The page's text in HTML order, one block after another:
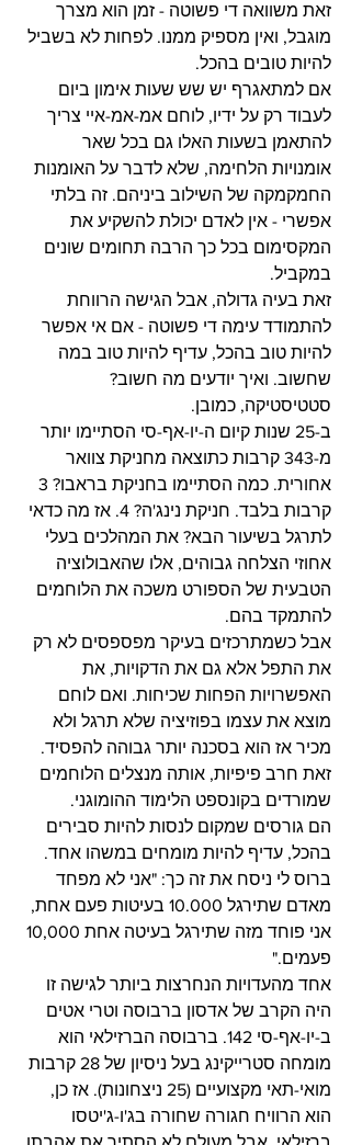
זאת משוואה די פשוטה - זמן הוא מצרך
מוגבל, ואין מספיק ממנו. לפחות לא בשביל
להיות טובים בהכל.
אם למתאגרף יש שש שעות אימון ביום
לעבוד רק על ידיו, לוחם אמ-אמ-איי צריך
להתאמן בשעות האלו גם בכל שאר
אומנויות הלחימה, שלא לדבר על האומנות
החמקמקה של השילוב ביניהם. זה בלתי
אפשרי - אין לאדם יכולת להשקיע את
המקסימום בכל כך הרבה תחומים שונים
במקביל.
זאת בעיה גדולה, אבל הגישה הרווחת
להתמודד עימה די פשוטה - אם אי אפשר
להיות טוב בהכל, עדיף להיות טוב במה
שחשוב. ואיך יודעים מה חשוב?
סטטיסטיקה, כמובן.
ב-25 שנות קיום ה-יו-אף-סי הסתיימו יותר
מ-343 קרבות כתוצאה מחניקת צוואר
קרבות בלבד. חניקת נינג'ה? 4. אז מה כדאי
לתרגל בשיעור הבא? את המהלכים בעלי
אחוזי הצלחה גבוהים, אלו שהאבולוציה
הטבעית של הספורט משכה את הלוחמים
להתמקד בהם.
אבל כשמתרכזים בעיקר מפספסים לא רק
את התפל אלא גם את הדקויות, את
האפשרויות הפחות שכיחות. ואם לוחם
מוצא את עצמו בפוזיציה שלא תרגל ולא
מכיר אז הוא בסכנה יותר גבוהה להפסיד.
זאת חרב פיפיות, אותה מנצלים הלוחמים
שמורדים בקונספט הלימוד ההומוגני.
הם גורסים שמקום לנסות להיות סבירים
בהכל, עדיף להיות מומחים במשהו אחד.
ברוס לי ניסח את זה כך: "אני לא מפחד
מאדם שתירגל 10.000 בעיטות פעם אחת,
פעמים."
אחד מהעדויות הנחרצות ביותר לגישה זו
היה הקרב של אדסון ברבוסה וטרי אטים
ב-יו-אף-סי 142. ברבוסה הברזילאי הוא
מומחה סטרייקינג בעל ניסיון של 28 קרבות
מואי-תאי מקצועיים (25 ניצחונות). אז כן,
הוא הרוויח חגורה שחורה בג'ו-ג'יטסו